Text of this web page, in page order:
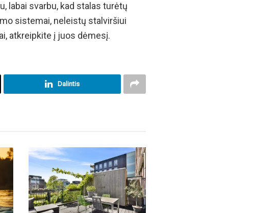
labai svarbu, kad stalas turėtų
sistemai, neleistų stalviršiui
atkreipkite į juos dėmesį.
Dalintis